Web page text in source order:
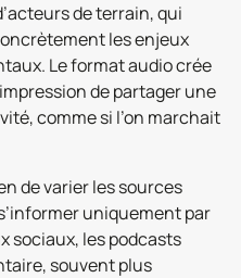
de terrain, qui
les enjeux
Le format audio crée
de partager une
comme si l’on marchait
de varier les sources
uniquement par
sociaux, les podcasts
souvent plus